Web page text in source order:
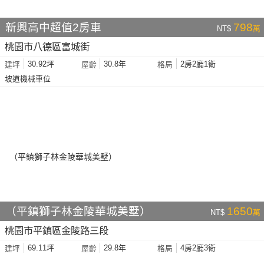
新興高中超值2房車 NT$ 798萬
桃園市八德區富城街
建坪 30.92坪 屋齡 30.8年 格局
2房2廳1衛
坡道機械車位
（平鎮獅子林金陵華城美墅） NT$ 1650萬
桃園市平鎮區金陵路三段
建坪 69.11坪 屋齡 29.8年 格局 4房2廳3衛